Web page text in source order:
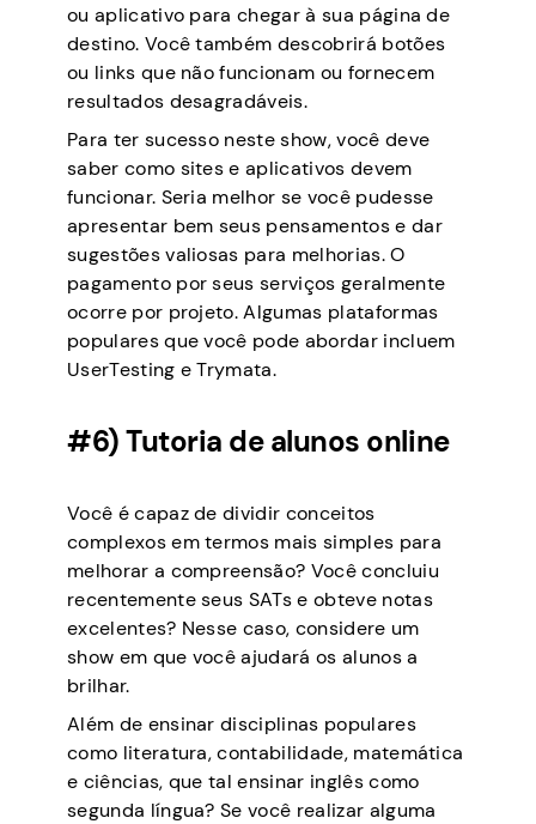
ou aplicativo para chegar à sua página de
destino. Você também descobrirá botões
ou links que não funcionam ou fornecem
resultados desagradáveis.
Para ter sucesso neste show, você deve
saber como sites e aplicativos devem
funcionar. Seria melhor se você pudesse
apresentar bem seus pensamentos e dar
sugestões valiosas para melhorias. O
pagamento por seus serviços geralmente
ocorre por projeto. Algumas plataformas
populares que você pode abordar incluem
UserTesting e Trymata.
#6) Tutoria de alunos online
Você é capaz de dividir conceitos
complexos em termos mais simples para
melhorar a compreensão? Você concluiu
recentemente seus SATs e obteve notas
excelentes? Nesse caso, considere um
show em que você ajudará os alunos a
brilhar.
Além de ensinar disciplinas populares
como literatura, contabilidade, matemática
e ciências, que tal ensinar inglês como
segunda língua? Se você realizar alguma